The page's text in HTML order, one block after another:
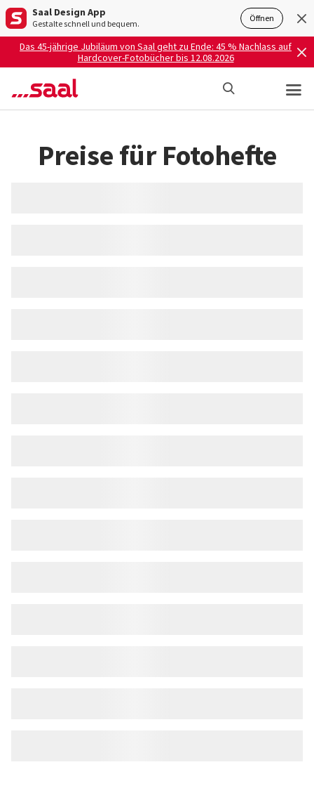
Saal Design App
Gestalte schnell und bequem. Öffnen
Das 45-jährige Jubiläum von Saal geht zu Ende: 45 % Nachlass auf
Hardcover-Fotobücher bis 12.08.2026
Preise für Fotohefte